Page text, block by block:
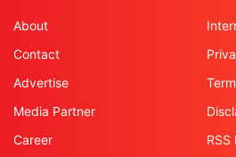
About
Contact
Advertise
Media Partner
Career
RSS